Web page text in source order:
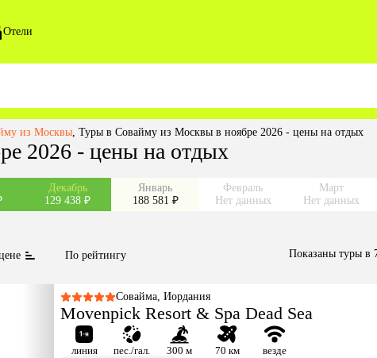
Отели
из Москвы Туры в Совайму из Москвы в ноябре 2026 - цены на отдых
2026 - цены на отдых
Декабрь
129 438 ₽
Январь
188 581 ₽
Февраль
Нет данных
Март
Нет данных
По рейтингу Показаны туры в
Совайма, Иордания
Movenpick Resort & Spa Dead Sea
линия пес./гал. 300 м 70 км
везде